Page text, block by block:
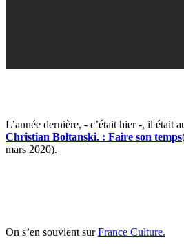
L’année dernière, - c’était hier -, il était
Christian Boltanski. : Faire son temps
mars 2020).
On s’en souvient surFrance Culture.